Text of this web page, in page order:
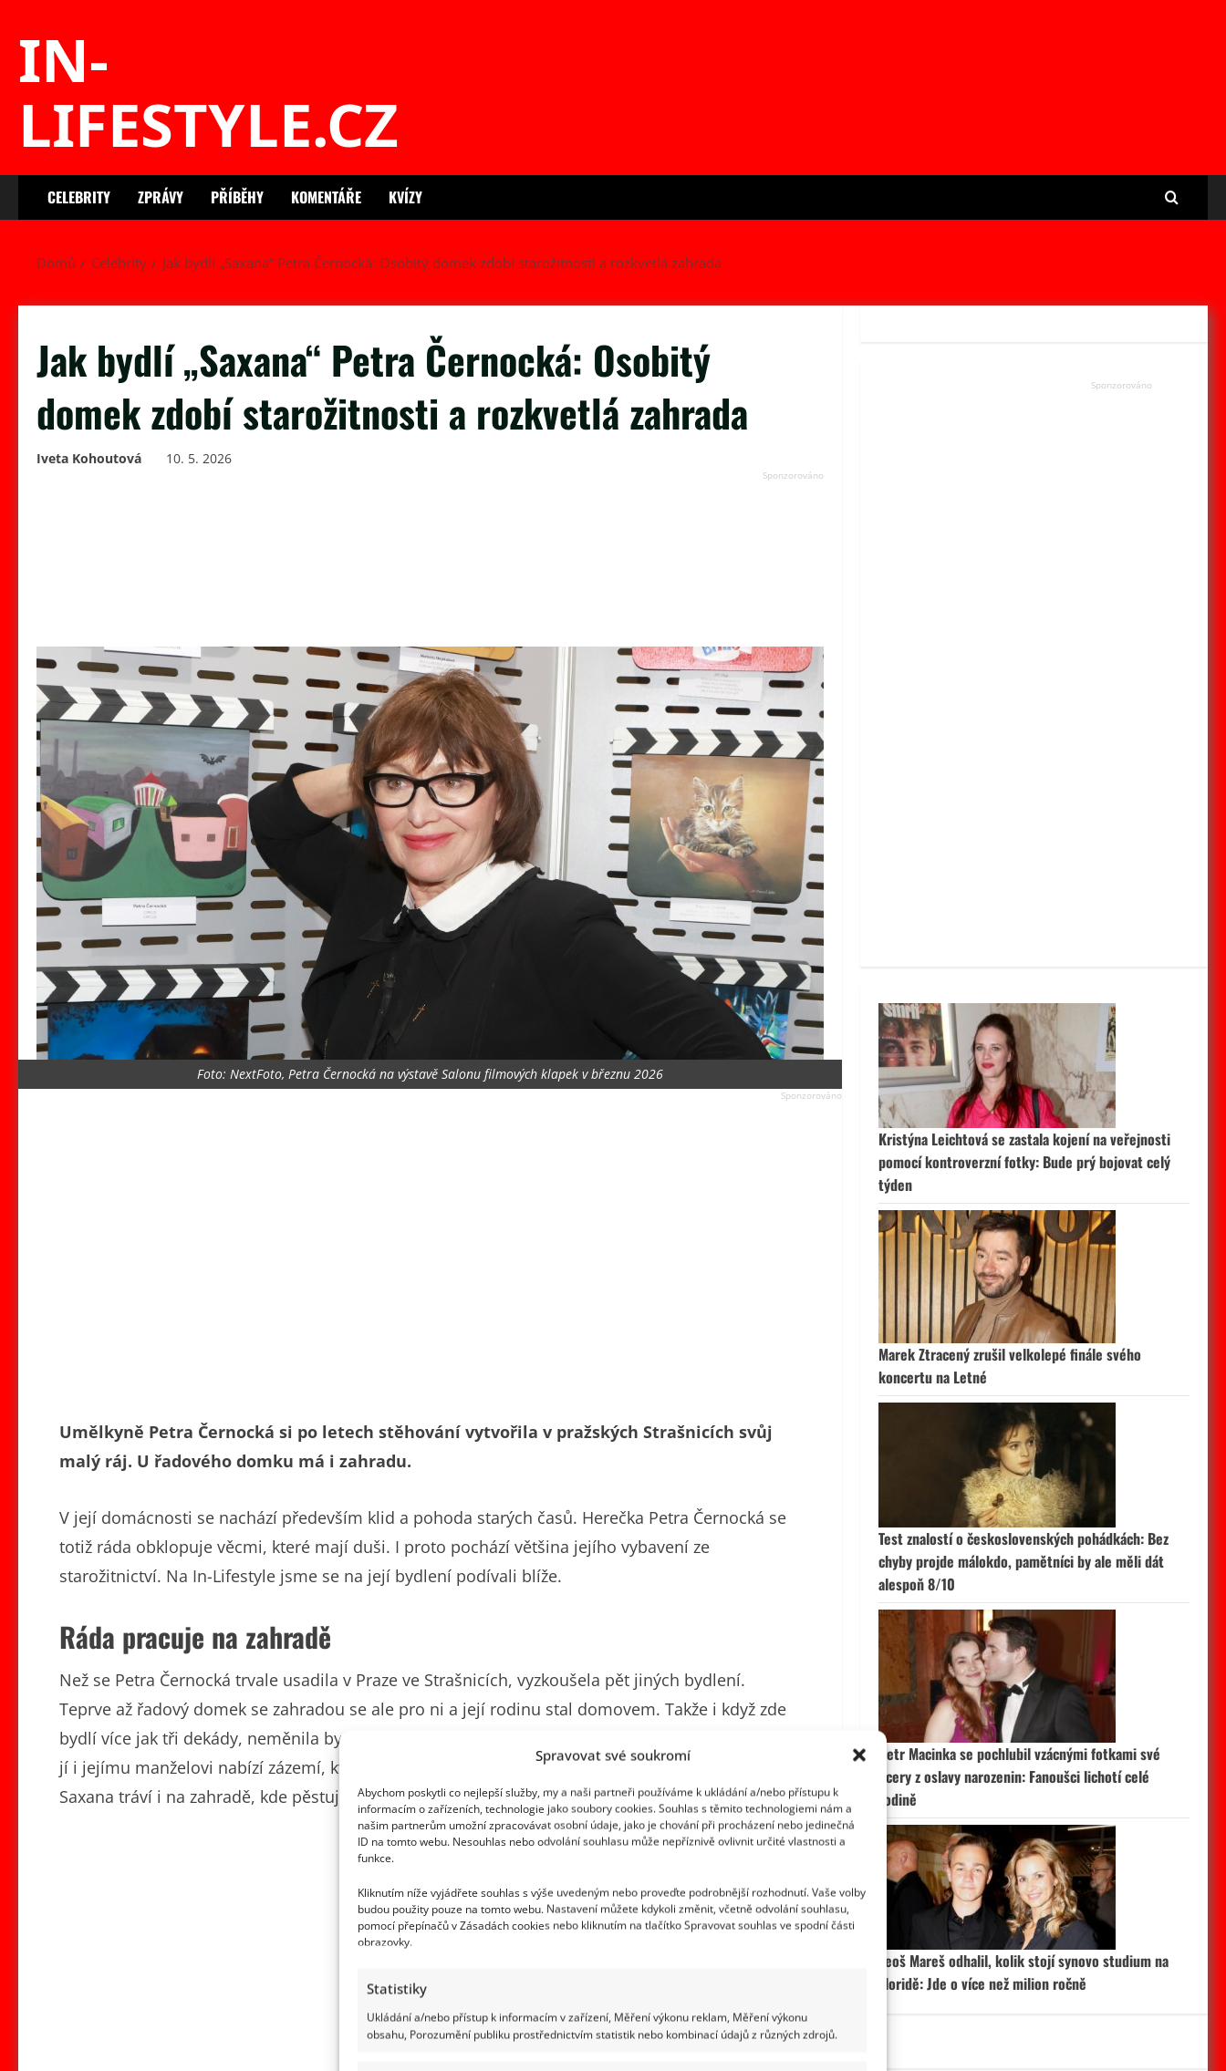
Spravovat své soukromí
Abychom poskytli co nejlepší služby, my a naši partneři používáme k ukládání a/nebo přístupu k
informacím o zařízeních, technologie jako soubory cookies. Souhlas s těmito technologiemi nám a
našim partnerům umožní zpracovávat osobní údaje, jako je chování při procházení nebo jedinečná
ID na tomto webu. Nesouhlas nebo odvolání souhlasu může nepříznivě ovlivnit určité vlastnosti a
funkce.
Kliknutím níže vyjádřete souhlas s výše uvedeným nebo proveďte podrobnější rozhodnutí. Vaše volby
budou použity pouze na tomto webu. Nastavení můžete kdykoli změnit, včetně odvolání souhlasu,
pomocí přepínačů v Zásadách cookies nebo kliknutím na tlačítko Spravovat souhlas ve spodní části
obrazovky.
Statistiky
Ukládání a/nebo přístup k informacím v zařízení, Měření výkonu reklam, Měření výkonu
obsahu, Porozumění publiku prostřednictvím statistik nebo kombinací údajů z různých zdrojů.
IN-
LIFESTYLE.CZ
CELEBRITY ZPRÁVY PŘÍBĚHY KOMENTÁŘE KVÍZY
Domů Celebrity Jak bydlí „Saxana“ Petra Černocká: Osobitý domek zdobí starožitnosti a rozkvetlá zahrada
Jak bydlí „Saxana“ Petra Černocká: Osobitý
domek zdobí starožitnosti a rozkvetlá zahrada
Iveta Kohoutová 10. 5. 2026
Foto: NextFoto, Petra Černocká na výstavě Salonu filmových klapek v březnu 2026
Umělkyně Petra Černocká si po letech stěhování vytvořila v pražských Strašnicích svůj
malý ráj. U řadového domku má i zahradu.
V její domácnosti se nachází především klid a pohoda starých časů. Herečka Petra Černocká se
totiž ráda obklopuje věcmi, které mají duši. I proto pochází většina jejího vybavení ze
starožitnictví. Na In-Lifestyle jsme se na její bydlení podívali blíže.
Ráda pracuje na zahradě
Než se Petra Černocká trvale usadila v Praze ve Strašnicích, vyzkoušela pět jiných bydlení.
Teprve až řadový domek se zahradou se ale pro ni a její rodinu stal domovem. Takže i když zde
bydlí více jak tři dekády, neměnila by. A jak by také mohla? Prostorný 4+1 s druhým patrem totiž
jí i jejímu manželovi nabízí zázemí, které by jinde hledala jen těžko. Spoustu času rovněž filmová
Saxana tráví i na zahradě, kde pěstuje květiny, jak prozradila portálu CNN Prima News.
Kristýna Leichtová se zastala kojení na veřejnosti
pomocí kontroverzní fotky: Bude prý bojovat celý
týden
Marek Ztracený zrušil velkolepé finále svého
koncertu na Letné
Test znalostí o československých pohádkách: Bez
chyby projde málokdo, pamětníci by ale měli dát
alespoň 8/10
Petr Macinka se pochlubil vzácnými fotkami své
dcery z oslavy narozenin: Fanoušci lichotí celé
rodině
Leoš Mareš odhalil, kolik stojí synovo studium na
Floridě: Jde o více než milion ročně